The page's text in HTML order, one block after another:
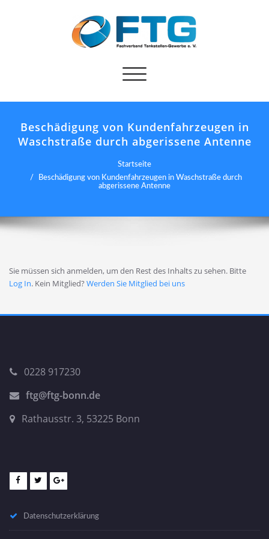
Schalte
Beschädigung von Kundenfahrzeugen in
Waschstraße durch abgerissene Antenne
Startseite
Beschädigung von Kundenfahrzeugen in Waschstraße durch
abgerissene Antenne
Sie müssen sich anmelden, um den Rest des Inhalts zu sehen. Bitte
Log In. Kein Mitglied? Werden Sie Mitglied bei uns
0228 917230
ftg@ftg-bonn.de
Rathausstr. 3, 53225 Bonn
Datenschutzerklärung